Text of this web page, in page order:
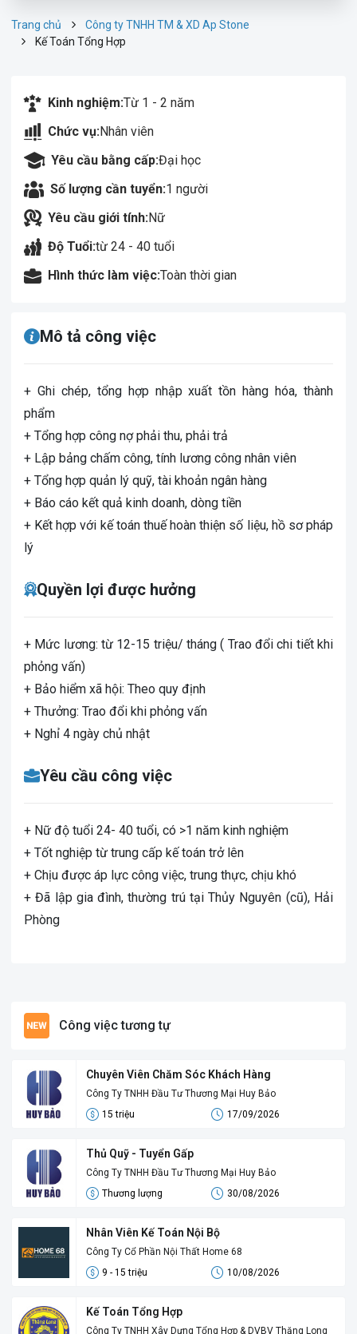
Trang chủ
Công ty TNHH TM & XD Ap Stone
Kế Toán Tổng Hợp
Kinh nghiệm:Từ 1 - 2 năm
Chức vụ:Nhân viên
Yêu cầu bằng cấp:Đại học
Số lượng cần tuyển:1 người
Yêu cầu giới tính:Nữ
Độ Tuổi:từ 24 - 40 tuổi
Hình thức làm việc:Toàn thời gian
Mô tả công việc
+ Ghi chép, tổng hợp nhập xuất tồn hàng hóa, thành
phẩm
+ Tổng hợp công nợ phải thu, phải trả
+ Lập bảng chấm công, tính lương công nhân viên
+ Tổng hợp quản lý quỹ, tài khoản ngân hàng
+ Báo cáo kết quả kinh doanh, dòng tiền
+ Kết hợp với kế toán thuế hoàn thiện số liệu, hồ sơ pháp
lý
Quyền lợi được hưởng
+ Mức lương: từ 12-15 triệu/ tháng ( Trao đổi chi tiết khi
phỏng vấn)
+ Bảo hiểm xã hội: Theo quy định
+ Thưởng: Trao đổi khi phỏng vấn
+ Nghỉ 4 ngày chủ nhật
Yêu cầu công việc
+ Nữ độ tuổi 24- 40 tuổi, có >1 năm kinh nghiệm
+ Tốt nghiệp từ trung cấp kế toán trở lên
+ Chịu được áp lực công việc, trung thực, chịu khó
+ Đã lập gia đình, thường trú tại Thủy Nguyên (cũ), Hải
Phòng
Công việc tương tự
Chuyên Viên Chăm Sóc Khách Hàng
Công Ty TNHH Đầu Tư Thương Mại Huy Bảo
15 triệu
17/09/2026
Thủ Quỹ - Tuyển Gấp
Công Ty TNHH Đầu Tư Thương Mại Huy Bảo
Thương lượng
30/08/2026
Nhân Viên Kế Toán Nội Bộ
Công Ty Cổ Phần Nội Thất Home 68
9 - 15 triệu
10/08/2026
Kế Toán Tổng Hợp
Công Ty TNHH Xây Dựng Tổng Hợp & DVBV Thăng Long